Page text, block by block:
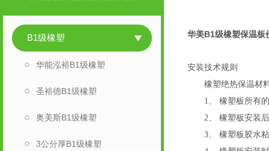
B1级橡塑
华能泓裕B1级橡塑
圣裕德B1级橡塑
奥美斯B1级橡塑
3公分厚B1级橡塑
华美B1级橡塑保温板
安装技术规则
橡塑绝热保温材料
1、 橡塑板所有的
2、 橡塑板安装后
3、 橡塑板胶水粘